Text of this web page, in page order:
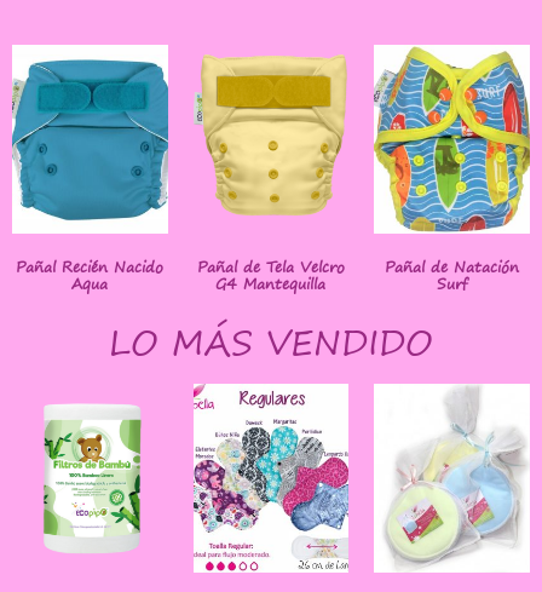
Pañal Recién Nacido
Aqua
Pañal de Tela Velcro
G4 Mantequilla
Pañal de Natación
Surf
LO MÁS VENDIDO